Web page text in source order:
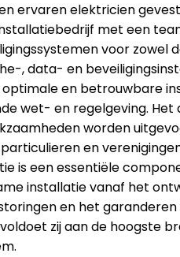
ervaren elektricien
met een
voor
, data- en
en betrouwbare
wet- en regelgeving.
worden
en
is een essentiële
installatie vanaf het
en het
zij aan de hoogste